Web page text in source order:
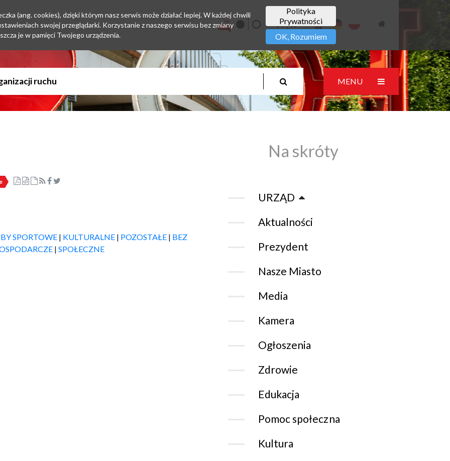
MENU
SPORTOWE | KULTURALNE | POZOSTAŁE | BEZ
| SPOŁECZNE
Na skróty
URZĄD
Aktualności
Prezydent
Nasze Miasto
Media
Kamera
Ogłoszenia
Zdrowie
Edukacja
Pomoc społeczna
Kultura
Polityka
Prywatności
OK, Rozumiem
(ang. cookies), dzięki którym nasz serwis może działać lepiej. W każdej chwili
swojej przeglądarki. Korzystanie z naszego serwisu bez zmiany
je w pamięci Twojego urządzenia.